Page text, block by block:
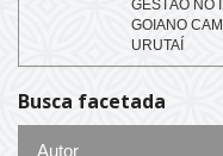
GESTÃO NO
GOIANO
URUTAÍ
Busca facetada
Autor